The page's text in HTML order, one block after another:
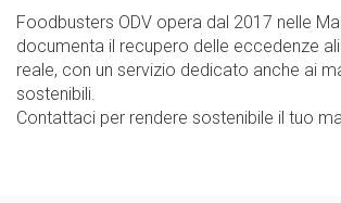
Foodbusters ODV opera dal 2017 nelle
documenta il recupero delle eccedenze
reale, con un servizio dedicato anche ai
sostenibili.
Contattaci per rendere sostenibile il tuo